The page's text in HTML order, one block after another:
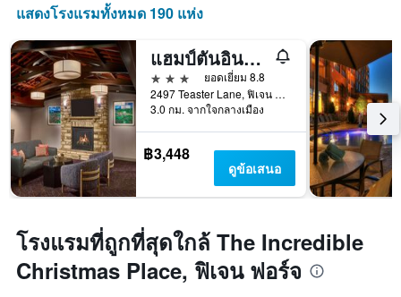
แสดงโรงแรมทั้งหมด 190 แห่ง
แฮมป์ตันอินน์ พิเจียนฟอร์จ
3 ดาว
ยอดเยี่ยม 8.8
2497 Teaster Lane, ฟิเจน ฟอร์จ, TN, สหรัฐอเมริกา
3.0 กม. จากใจกลางเมือง
฿3,448
ดูข้อเสนอ
โรงแรมที่ถูกที่สุดใกล้ The Incredible
Christmas Place, ฟิเจน ฟอร์จ